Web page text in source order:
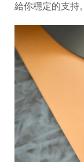
給你穩定的支持。